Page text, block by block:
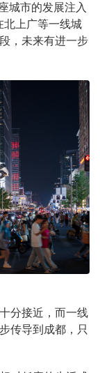
城市的发展注入
北上广等一线城
，未来有进一步
分接近，而一线
传导到成都，只